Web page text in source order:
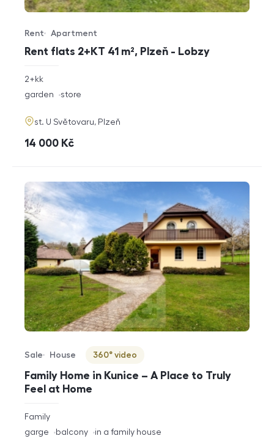
Rent flats 2+KT 41 m², Plzeň - Lobzy
Offer type
Rent
Property type
Apartment
rozměry
2+kk
funkce
garden store
adresa
st. U Světovaru, Plzeň
cena
14 000 Kč
Family Home in Kunice – A Place to Truly
Feel at Home
Offer type
Sale
Property type
House
Virtuální prohlídka
360° video
rozměry
disposition
Family
funkce
garge balcony in a family house